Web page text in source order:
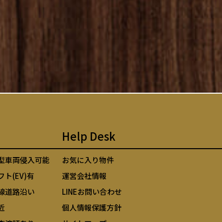
車両侵入可能
ト(EV)有
道路沿い
Help Desk
お気に入り物件
運営会社情報
LINEお問い合わせ
個人情報保護方針